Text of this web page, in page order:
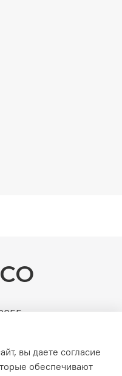
b2b-поставки
оборудования
вы даете согласие
обеспечивают